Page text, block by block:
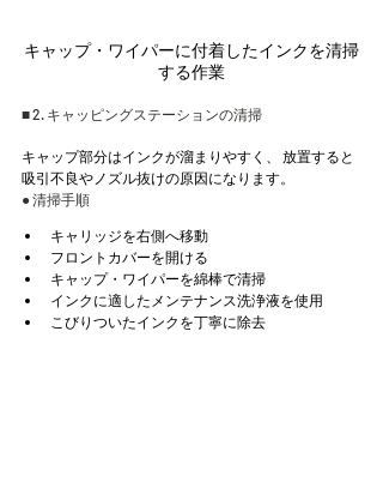
キャップ・ワイパーに付着したインクを清掃
する作業
■ 2. キャッピングステーションの清掃
キャップ部分はインクが溜まりやすく、 放置すると
吸引不良やノズル抜けの原因になります。
● 清掃手順
キャリッジを右側へ移動
フロントカバーを開ける
キャップ・ワイパーを綿棒で清掃
インクに適したメンテナンス洗浄液を使用
こびりついたインクを丁寧に除去